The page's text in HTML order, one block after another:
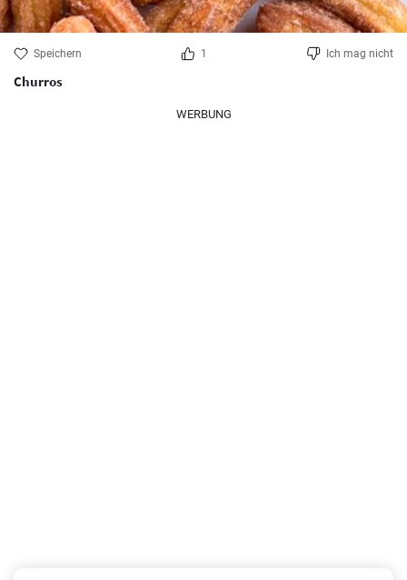
Speichern 1 Ich mag nicht
Churros
WERBUNG